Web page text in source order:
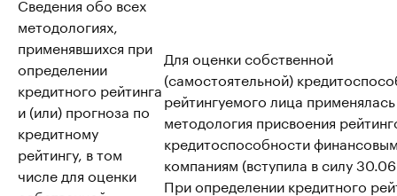
методологиях,
применявшихся при
определении
кредитного рейтинга
и (или) прогноза по
кредитному
рейтингу, в том
числе для оценки
Для оценки собственной
(самостоятельной)
рейтингуемого лица применялась
методология присвоения
кредитоспособности
компаниям (вступила в силу
При определении кредитного